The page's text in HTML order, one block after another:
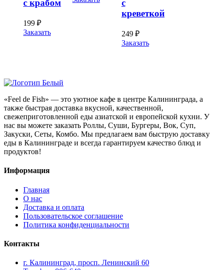
с крабом
199 ₽
Заказать
с
креветкой
249 ₽
Заказать
«Feel de Fish» — это уютное кафе в центре Калининграда, а
также быстрая доставка вкусной, качественной,
свежеприготовленной еды азиатской и европейской кухни. У
нас вы можете заказать Роллы, Суши, Бургеры, Вок, Суп,
Закуски, Сеты, Комбо. Мы предлагаем вам быструю доставку
еды в Калининграде и всегда гарантируем качество блюд и
продуктов!
Информация
Главная
О нас
Доставка и оплата
Пользовательское соглашение
Политика конфиденциальности
Контакты
г. Калининград, просп. Ленинский 60